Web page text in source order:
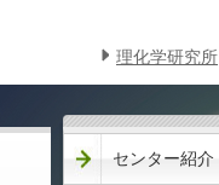
理化学研究所
センター紹介